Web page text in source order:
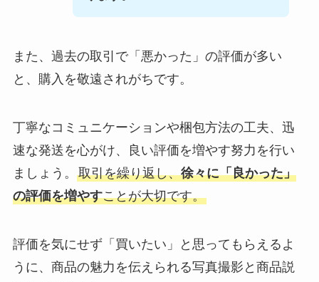
また、過去の取引で「悪かった」の評価が多い
と、購入を敬遠されがちです。
丁寧なコミュニケーションや梱包方法の工夫、迅
速な発送を心がけ、良い評価を増やす努力を行い
ましょう。 取引を繰り返し、徐々に「良かった」
の評価を増やすことが大切です。
評価を気にせず「買いたい」と思ってもらえるよ
うに、商品の魅力を伝えられる写真撮影と商品説